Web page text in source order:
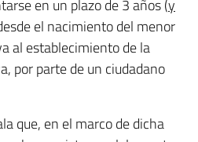
en un plazo de 3 años (y
el nacimiento del menor
al establecimiento de la
por parte de un ciudadano
que, en el marco de dicha